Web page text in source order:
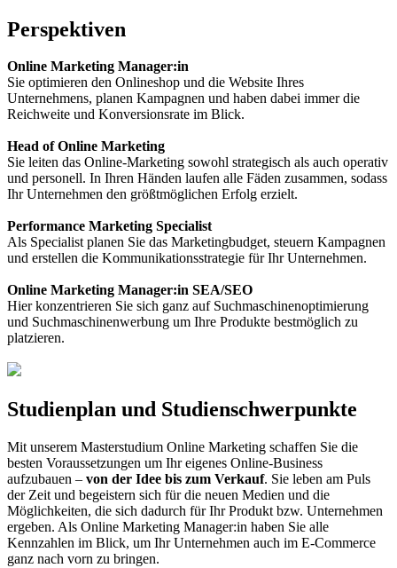
Perspektiven
Online Marketing Manager:in
Sie optimieren den Onlineshop und die Website Ihres
Unternehmens, planen Kampagnen und haben dabei immer die
Reichweite und Konversionsrate im Blick.
Head of Online Marketing
Sie leiten das Online-Marketing sowohl strategisch als auch operativ
und personell. In Ihren Händen laufen alle Fäden zusammen, sodass
Ihr Unternehmen den größtmöglichen Erfolg erzielt.
Performance Marketing Specialist
Als Specialist planen Sie das Marketingbudget, steuern Kampagnen
und erstellen die Kommunikationsstrategie für Ihr Unternehmen.
Online Marketing Manager:in SEA/SEO
Hier konzentrieren Sie sich ganz auf Suchmaschinenoptimierung
und Suchmaschinenwerbung um Ihre Produkte bestmöglich zu
platzieren.
Studienplan und Studienschwerpunkte
Mit unserem Masterstudium Online Marketing schaffen Sie die
besten Voraussetzungen um Ihr eigenes Online-Business
aufzubauen – von der Idee bis zum Verkauf. Sie leben am Puls
der Zeit und begeistern sich für die neuen Medien und die
Möglichkeiten, die sich dadurch für Ihr Produkt bzw. Unternehmen
ergeben. Als Online Marketing Manager:in haben Sie alle
Kennzahlen im Blick, um Ihr Unternehmen auch im E-Commerce
ganz nach vorn zu bringen.